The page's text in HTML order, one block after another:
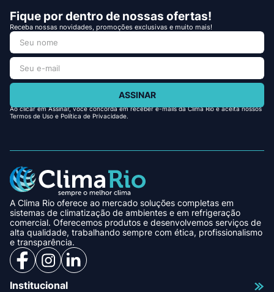
Fique por dentro de nossas ofertas!
Receba nossas novidades, promoções exclusivas e muito mais!
ASSINAR
Ao clicar em Assinar, você concorda em receber e-mails da Clima Rio e aceita nossos
Termos de Uso e Política de Privacidade.
A Clima Rio oferece ao mercado soluções completas em
sistemas de climatização de ambientes e em refrigeração
comercial. Oferecemos produtos e desenvolvemos serviços de
alta qualidade, trabalhando sempre com ética, profissionalismo
e transparência.
Institucional